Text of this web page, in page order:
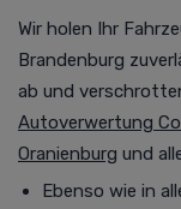
Wir holen Ihr
Brandenburg
ab und
Autoverwertung
Oranienburg und
Ebenso wie in